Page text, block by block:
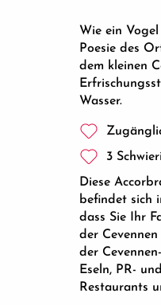
Wie ein
Poesie des
dem kleinen
Wasser.
3
Diese
befindet sich
dass Sie Ihr
der
der
Eseln, PR-
Restaurants